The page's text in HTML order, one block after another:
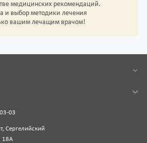
медицинских рекомендаций.
и выбор методики лечения
вашим лечащим врачом!
03
Сергелийский
18А